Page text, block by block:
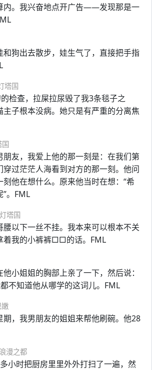
内。我兴奋地点开广告——发现那是一
和狗出去散步，娃生气了，直接把手指
塔国
检查，拉屎拉尿毁了我3条毯子之
主子根本没病。她只是有严重的分离焦
国
朋友，我爱上他的那一刻是：在我们第
穿过茫茫人海看到对方的那一刻。他问
他在想什么。原来他当时在想：“希
。FML
塔国
腰以下一丝不挂。我本来可以根本不关
着我的小裤裤□□的话。FML
小姐姐的胸部上亲了一下，然后说：
不知道他从哪学的这词儿。FML
期，我男朋友的姐姐来帮他刷碗。他28
浪漫之都
小时把厨房里里外外打扫了一遍，然